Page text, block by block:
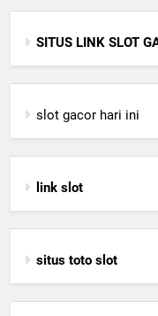
SITUS LINK SLOT
slot gacor hari ini
link slot
situs toto slot